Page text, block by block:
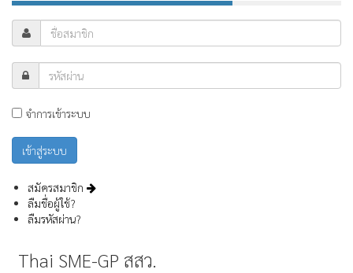
จำการเข้าระบบ
สมัครสมาชิก
ลืมชื่อผู้ใช้?
ลืมรหัสผ่าน?
Thai SME-GP สสว.